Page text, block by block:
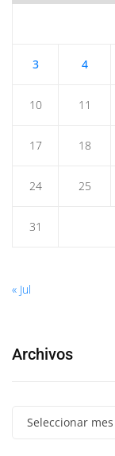
3 4
10 11
17 18
24 25
31
« Jul
Archivos
Seleccionar mes